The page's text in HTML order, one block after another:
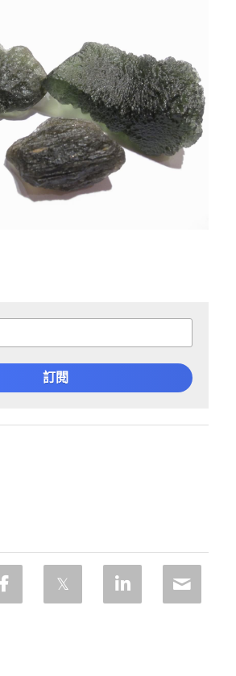
訂閱